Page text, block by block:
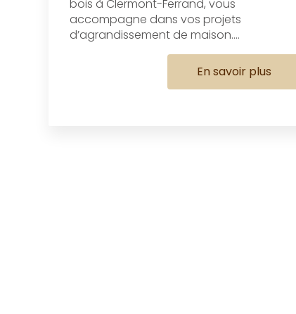
bois à Clermont-Ferrand, vous
accompagne dans vos projets
d’agrandissement de maison....
En savoir plus